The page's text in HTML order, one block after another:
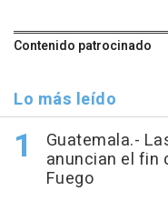
Contenido patrocinado
Lo más leído
Guatemala.-
anuncian el fin
Fuego